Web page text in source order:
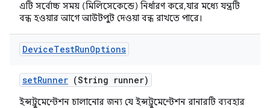
এটি সর্বোচ্চ সময় (মিলিসেকেন্ডে) নির্ধারণ করে, যার মধ্যে যন্ত্রটি
বন্ধ হওয়ার আগে আউটপুট দেওয়া বন্ধ রাখতে পারে।
DeviceTestRunOptions
setRunner (String runner)
ইন্সট্রুমেন্টেশন চালানোর জন্য যে ইন্সট্রুমেন্টেশন রানারটি ব্যবহার